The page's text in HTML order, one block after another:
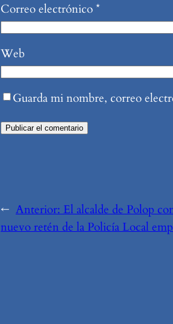
Correo electrónico*
Web
Guarda mi nombre, correo
← Anterior: El alcalde de Polop
nuevo retén de la Policía Local